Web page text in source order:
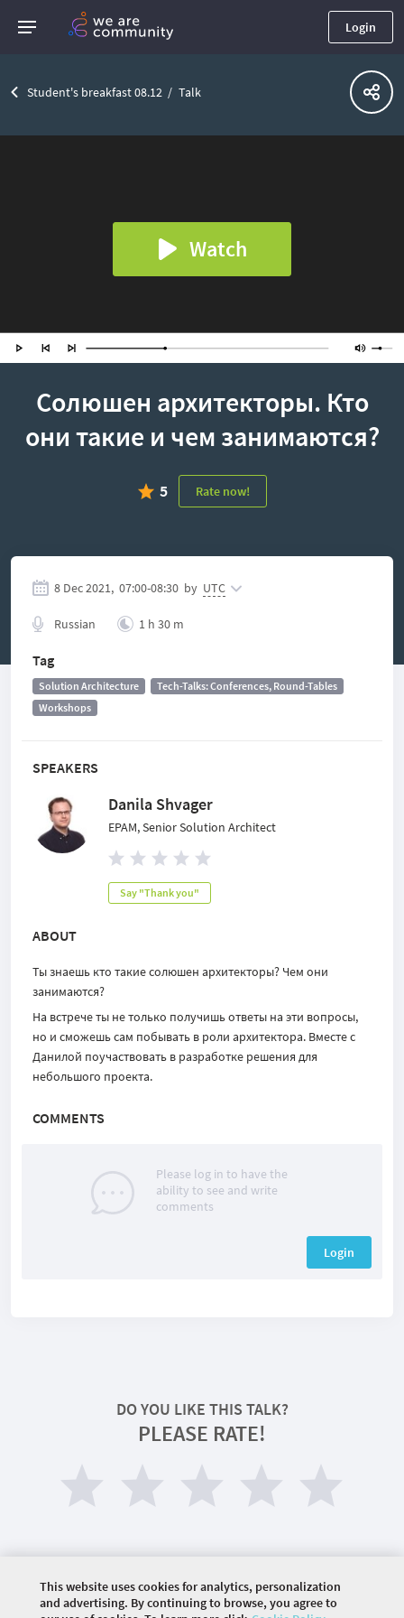
Login
Student's breakfast 08.12 Talk
Watch
Солюшен архитекторы. Кто
они такие и чем занимаются?
5 Rate now!
SPEAKERS
Danila Shvager
EPAM, Senior Solution Architect
Say "Thank you"
ABOUT
Ты знаешь кто такие солюшен архитекторы? Чем они
занимаются?
На встрече ты не только получишь ответы на эти вопросы,
но и сможешь сам побывать в роли архитектора. Вместе с
Данилой поучаствовать в разработке решения для
небольшого проекта.
COMMENTS
Please log in to have the
ability to see and write
comments
Login
8 Dec 2021, 07:00-08:30 by UTC
Russian 1 h 30 m
Tag
Solution Architecture
Tech-Talks: Conferences, Round-Tables
Workshops
DO YOU LIKE THIS TALK?
PLEASE RATE!
This website uses cookies for analytics, personalization
and advertising. By continuing to browse, you agree to